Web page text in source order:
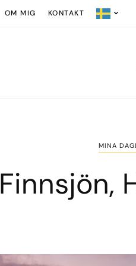
OM MIG KONTAKT
MINA
Finnsjön,